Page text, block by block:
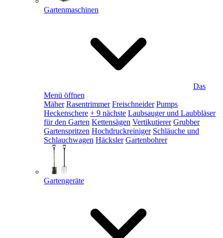
Gartenmaschinen
Das
Menü öffnen
Mäher Rasentrimmer Freischneider Pumps
Heckenschere + 9 nächste Laubsauger und Laubbläser
für den Garten Kettensägen Vertikutierer Grubber
Gartenspritzen Hochdruckreiniger Schläuche und
Schlauchwagen Häcksler Gartenbohrer
Gartengeräte